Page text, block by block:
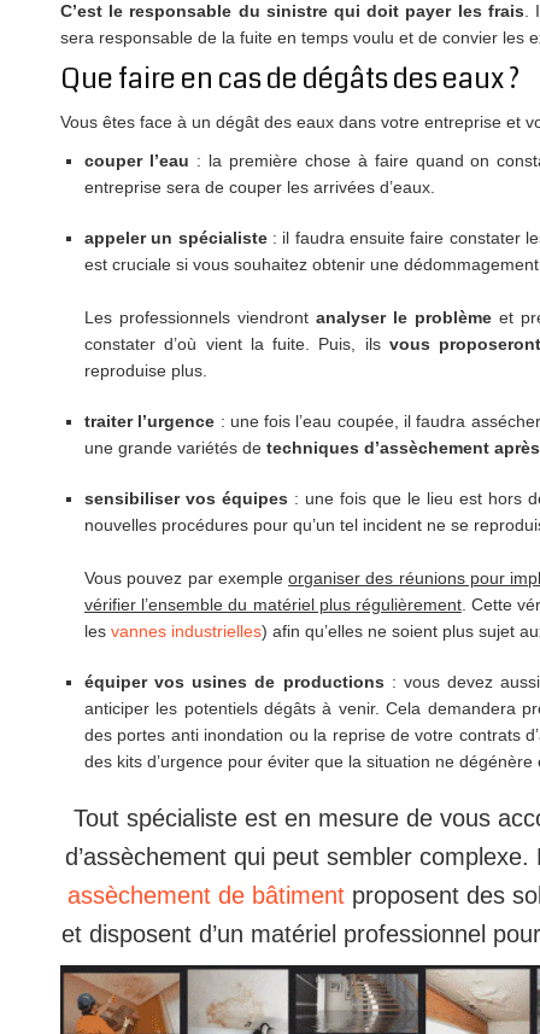
C’est le responsable du sinistre qui doit payer les frais
sera responsable de la fuite en temps voulu et de convier les
Que faire en cas de dégâts des eaux ?
Vous êtes face à un dégât des eaux dans votre entreprise et
couper l’eau : la première chose à faire quand on
entreprise sera de couper les arrivées d’eaux.
appeler un spécialiste: il faudra ensuite faire constater
est cruciale si vous souhaitez obtenir une
Les professionnels viendront analyser le problème et
constater d’où vient la fuite. Puis, ils vous
reproduise plus.
traiter l’urgence : une fois l’eau coupée, il faudra
une grande variétés de techniques d’assèchement
sensibiliser vos équipes : une fois que le lieu est hors
nouvelles procédures pour qu’un tel incident ne se
Vous pouvez par exempleorganiser des réunions pour
vérifier l’ensemble du matériel plus régulièrement. Cette
les vannes industrielles) afin qu’elles ne soient plus sujet
équiper vos usines de productions : vous devez
anticiper les potentiels dégâts à venir. Cela demandera
des portes anti inondation ou la reprise de votre contrats
des kits d’urgence pour éviter que la situation ne
Tout spécialiste est en mesure de vous
d’assèchement qui peut sembler
assèchement de bâtiment proposent des
et disposent d’un matériel professionnel